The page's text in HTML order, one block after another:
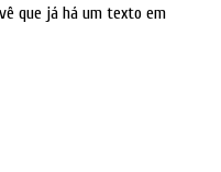
que já há um texto em